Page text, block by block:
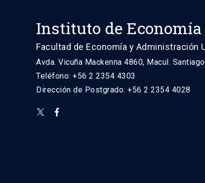
Instituto de Economía
Facultad de Economía y Administración
Avda. Vicuña Mackenna 4860, Macul.
Teléfono: +56 2 2354 4303
Dirección de Postgrado: +56 2 2354 4028